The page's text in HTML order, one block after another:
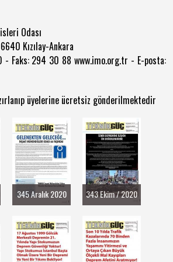
Odası
Kızılay-Ankara
Faks: 294 30 88 www.imo.org.tr - E-posta:
üyelerine ücretsiz gönderilmektedir
345 Aralık 2020 343 Ekim / 2020